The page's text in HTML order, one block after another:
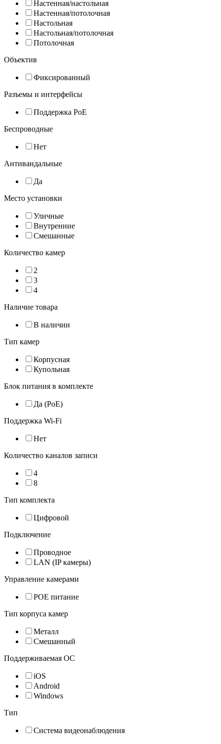
Настенная/настольная
Настенная/потолочная
Настольная
Настольная/потолочная
Потолочная
Объектив
Фиксированный
Разъемы и интерфейсы
Поддержка PoE
Беспроводные
Нет
Антивандальные
Да
Место установки
Уличные
Внутренние
Смешанные
Количество камер
2
3
4
Наличие товара
В наличии
Тип камер
Корпусная
Купольная
Блок питания в комплекте
Да (PoE)
Поддержка Wi-Fi
Нет
Количество каналов записи
4
8
Тип комплекта
Цифровой
Подключение
Проводное
LAN (IP камеры)
Управление камерами
POE питание
Тип корпуса камер
Металл
Смешанный
Поддерживаемая ОС
iOS
Android
Windows
Тип
Система видеонаблюдения